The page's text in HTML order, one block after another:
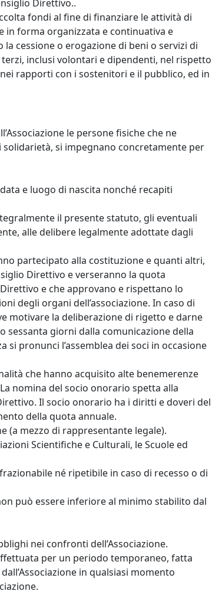
Direttivo..
fondi al fine di finanziare le attività di
in forma organizzata e continuativa e
cessione o erogazione di beni o servizi di
inclusi volontari e dipendenti, nel rispetto
rapporti con i sostenitori e il pubblico, ed in
le persone fisiche che ne
si impegnano concretamente per
e luogo di nascita nonché recapiti
il presente statuto, gli eventuali
alle delibere legalmente adottate dagli
partecipato alla costituzione e quanti altri,
Direttivo e verseranno la quota
e che approvano e rispettano lo
degli organi dell’associazione. In caso di
motivare la deliberazione di rigetto e darne
sessanta giorni dalla comunicazione della
si pronunci l’assemblea dei soci in occasione
che hanno acquisito alte benemerenze
nomina del socio onorario spetta alla
Il socio onorario ha i diritti e doveri del
della quota annuale.
(a mezzo di rappresentante legale).
Scientifiche e Culturali, le Scuole ed
né ripetibile in caso di recesso o di
può essere inferiore al minimo stabilito dal
nei confronti dell’Associazione.
per un periodo temporaneo, fatta
in qualsiasi momento